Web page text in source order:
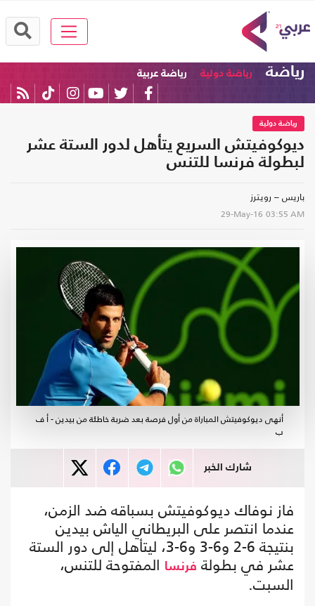
رياضة رياضة دولية رياضة عربية
رياضة دولية
ديوكوفيتش السريع يتأهل لدور الستة عشر
لبطولة فرنسا للتنس
باريس – رويترز
29-May-16 03:55 AM
أنهى ديوكوفيتش المباراة من أول فرصة بعد ضربة خاطئة من بيدين - أ ف
ب
شارك الخبر
فاز نوفاك ديوكوفيتش بسباقه ضد الزمن،
عندما انتصر على البريطاني الياش بيدين
بنتيجة 6-2 و6-3 و6-3، ليتأهل إلى دور الستة
عشر في بطولة فرنسا المفتوحة للتنس،
السبت.